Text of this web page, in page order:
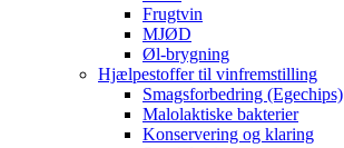
Frugtvin
MJØD
Øl-brygning
Hjælpestoffer til vinfremstilling
Smagsforbedring (Egechips)
Malolaktiske bakterier
Konservering og klaring